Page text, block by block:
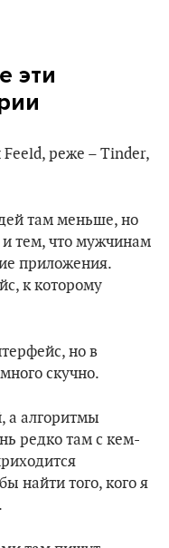
эти
реже – Tinder,
там меньше, но
тем, что мужчинам
приложения.
к которому
но в
скучно.
а алгоритмы
редко там с кем-
найти того, кого я